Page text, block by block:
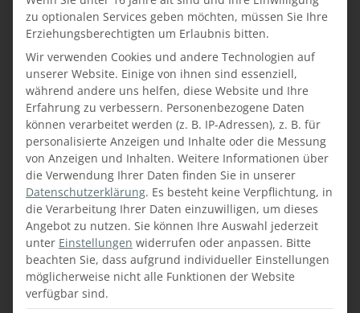
Projektablauf in
Eigenverantwortung mit dem
Bestreben nach der
bestmöglichen Qualität Unsere
Anforderungen:
Abgeschlossene
Berufsausbildung als
Tischler:in oder
Tischlereitechniker:in
Facheinschlägige
Berufserfahrung in der
Tischlerbranche – speziell
Montage Eigenverantwortung
und Genauigkeit
Selbstständige und
strukturierte Arbeitsweise […]
zu optionalen Services geben möchten, müssen Sie Ihre
Erziehungsberechtigten um Erlaubnis bitten.
Wir verwenden Cookies und andere Technologien auf
unserer Website. Einige von ihnen sind essenziell,
während andere uns helfen, diese Website und Ihre
Erfahrung zu verbessern. Personenbezogene Daten
können verarbeitet werden (z. B. IP-Adressen), z. B. für
personalisierte Anzeigen und Inhalte oder die Messung
von Anzeigen und Inhalten. Weitere Informationen über
die Verwendung Ihrer Daten finden Sie in unserer
Datenschutzerklärung. Es besteht keine Verpflichtung, in
die Verarbeitung Ihrer Daten einzuwilligen, um dieses
Angebot zu nutzen. Sie können Ihre Auswahl jederzeit
unter Einstellungen widerrufen oder anpassen. Bitte
beachten Sie, dass aufgrund individueller Einstellungen
möglicherweise nicht alle Funktionen der Website
verfügbar sind.